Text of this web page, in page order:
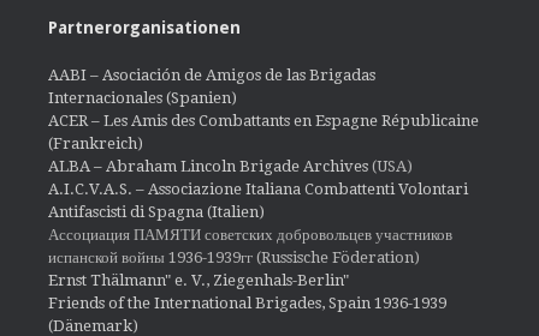
Partnerorganisationen
AABI – Asociación de Amigos de las Brigadas
Internacionales (Spanien)
ACER – Les Amis des Combattants en Espagne Républicaine
(Frankreich)
ALBA – Abraham Lincoln Brigade Archives (USA)
A.I.C.V.A.S. – Associazione Italiana Combattenti Volontari
Antifascisti di Spagna (Italien)
Ассоциация ПАМЯТИ советских добровольцев участников
испанской войны 1936-1939гг (Russische Föderation)
Ernst Thälmann" e. V., Ziegenhals-Berlin"
Friends of the International Brigades, Spain 1936-1939
(Dänemark)